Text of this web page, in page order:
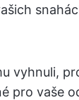
vyhnuli,
pro vaše